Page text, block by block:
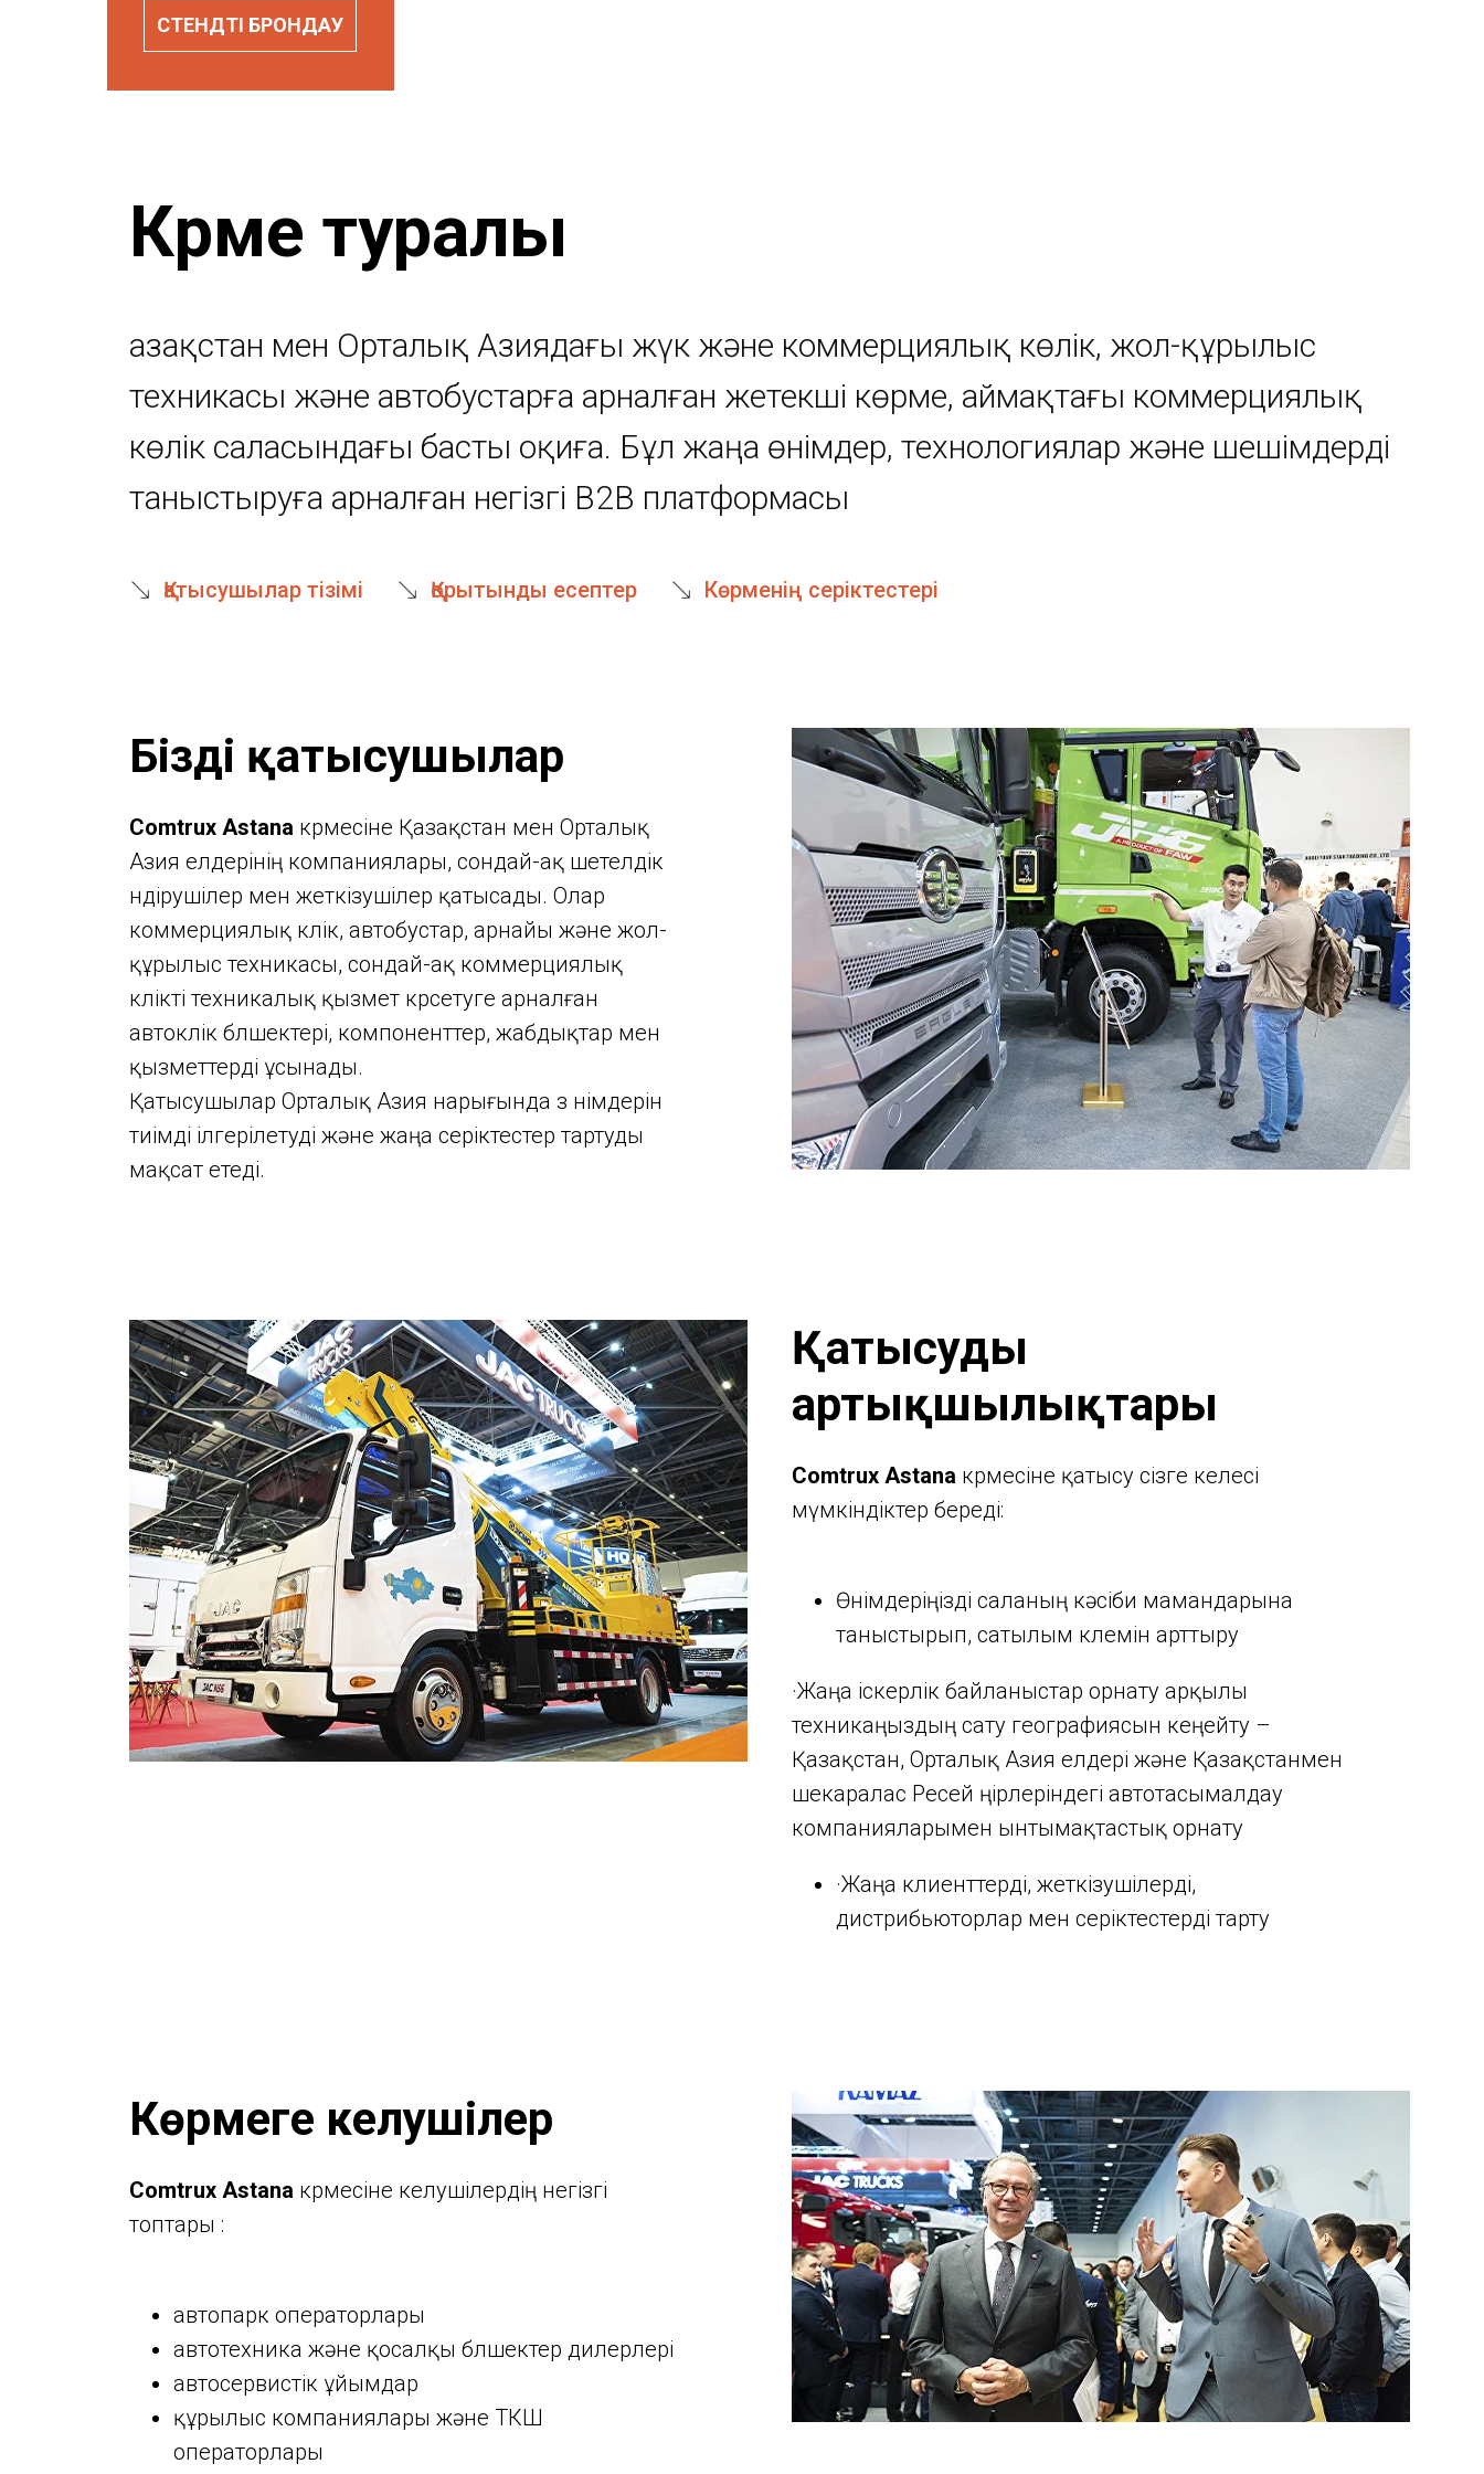
СТЕНДТІ БРОНДАУ
Көрме туралы
Қазақстан мен Орталық Азиядағы жүк және коммерциялық көлік, жол-құрылыс
техникасы және автобустарға арналған жетекші көрме, аймақтағы коммерциялық
көлік саласындағы басты оқиға. Бұл жаңа өнімдер, технологиялар және шешімдерді
таныстыруға арналған негізгі B2B платформасы
Қатысушылар тізімі Қорытынды есептер Көрменің серіктестері
Біздің қатысушылар
Comtrux Astana көрмесіне Қазақстан мен Орталық
Азия елдерінің компаниялары, сондай-ақ шетелдік
өндірушілер мен жеткізушілер қатысады. Олар
коммерциялық көлік, автобустар, арнайы және жол-
құрылыс техникасы, сондай-ақ коммерциялық
көлікті техникалық қызмет көрсетуге арналған
автокөлік бөлшектері, компоненттер, жабдықтар мен
қызметтерді ұсынады.
Қатысушылар Орталық Азия нарығында өз өнімдерін
тиімді ілгерілетуді және жаңа серіктестер тартуды
мақсат етеді.
Қатысудың
артықшылықтары
Comtrux Astana көрмесіне қатысу сізге келесі
мүмкіндіктер береді:
Өнімдеріңізді саланың кәсіби мамандарына
таныстырып, сатылым көлемін арттыру
·Жаңа іскерлік байланыстар орнату арқылы
техникаңыздың сату географиясын кеңейту –
Қазақстан, Орталық Азия елдері және Қазақстанмен
шекаралас Ресей өңірлеріндегі автотасымалдау
компанияларымен ынтымақтастық орнату
·Жаңа клиенттерді, жеткізушілерді,
дистрибьюторлар мен серіктестерді тарту
Көрмеге келушілер
Comtrux Astana көрмесіне келушілердің негізгі
топтары :
автопарк операторлары
автотехника және қосалқы бөлшектер дилерлері
автосервистік ұйымдар
құрылыс компаниялары және ТКШ
операторлары